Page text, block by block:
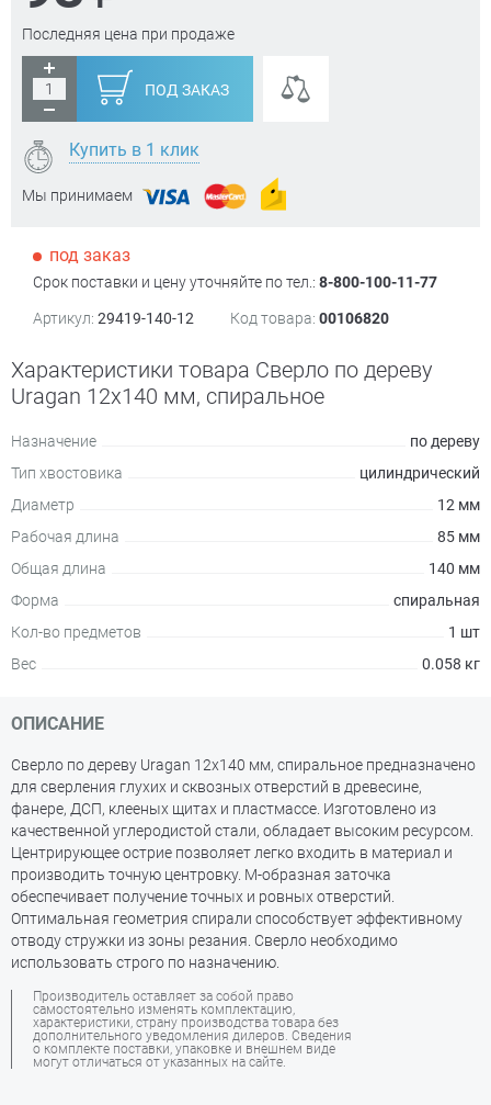
Последняя цена при продаже
ПОД ЗАКАЗ
Купить в 1 клик
Мы принимаем
под заказ
Срок поставки и цену уточняйте по тел.: 8-800-100-11-77
Артикул: 29419-140-12 Код товара: 00106820
Характеристики товара Сверло по дереву
Uragan 12х140 мм, спиральное
Назначение
по дереву
Тип хвостовика
цилиндрический
Диаметр
12 мм
Рабочая длина
85 мм
Общая длина
140 мм
Форма
спиральная
Кол-во предметов
1 шт
Вес
0.058 кг
ОПИСАНИЕ
Сверло по дереву Uragan 12х140 мм, спиральное предназначено
для сверления глухих и сквозных отверстий в древесине,
фанере, ДСП, клееных щитах и пластмассе. Изготовлено из
качественной углеродистой стали, обладает высоким ресурсом.
Центрирующее острие позволяет легко входить в материал и
производить точную центровку. М-образная заточка
обеспечивает получение точных и ровных отверстий.
Оптимальная геометрия спирали способствует эффективному
отводу стружки из зоны резания. Сверло необходимо
использовать строго по назначению.
Производитель оставляет за собой право
самостоятельно изменять комплектацию,
характеристики, страну производства товара без
дополнительного уведомления дилеров. Сведения
о комплекте поставки, упаковке и внешнем виде
могут отличаться от указанных на сайте.